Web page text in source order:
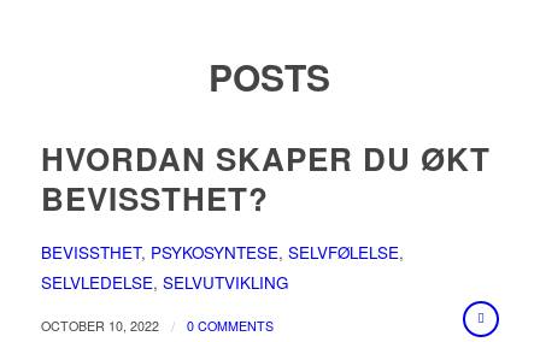
POSTS
HVORDAN SKAPER DU ØKT
BEVISSTHET?
BEVISSTHET, PSYKOSYNTESE, SELVFØLELSE,
SELVLEDELSE, SELVUTVIKLING
OCTOBER 10, 2022 / 0 COMMENTS